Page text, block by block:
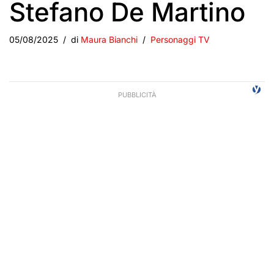
Stefano De Martino
05/08/2025 di Maura Bianchi Personaggi TV